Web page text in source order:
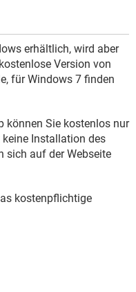
erhältlich, wird aber
Version von
für Windows 7 finden
können Sie kostenlos nur
Installation des
sich auf der Webseite
kostenpflichtige